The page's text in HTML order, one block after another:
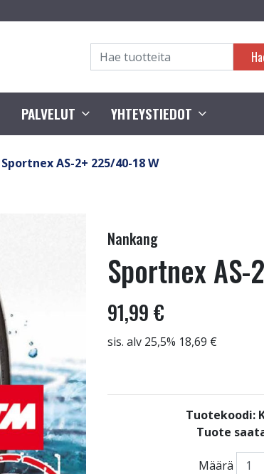
PALVELUT YHTEYSTIEDOT
Sportnex AS-2+ 225/40-18 W
Nankang
Sportnex
91,99 €
sis. alv 25,5% 18,69 €
Tuotekoodi:
Tuote
Määrä